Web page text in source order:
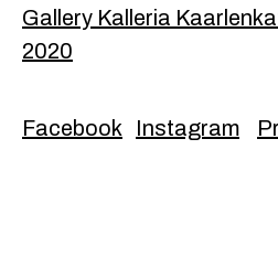
Footer
Gallery Kalleria
2020
Facebook Instagram